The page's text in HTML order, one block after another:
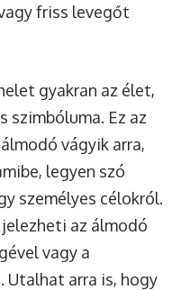
friss levegőt
gyakran az élet,
szimbóluma. Ez az
vágyik arra,
legyen szó
személyes célokról.
az álmodó
vagy a
arra is, hogy